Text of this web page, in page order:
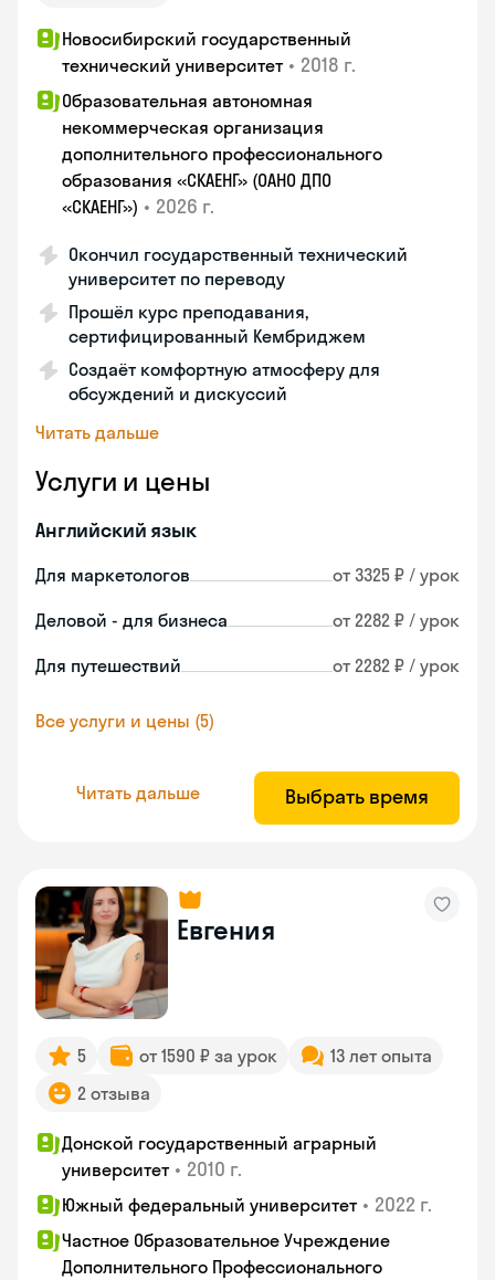
Новосибирский государственный
технический университет • 2018 г.
Образовательная автономная
некоммерческая организация
дополнительного профессионального
образования «СКАЕНГ» (ОАНО ДПО
«СКАЕНГ») • 2026 г.
Окончил государственный технический
университет по переводу
Прошёл курс преподавания,
сертифицированный Кембриджем
Создаёт комфортную атмосферу для
обсуждений и дискуссий
Читать дальше
Услуги и цены
Английский язык
Для маркетологов от 3325 ₽ / урок
Деловой - для бизнеса от 2282 ₽ / урок
Для путешествий от 2282 ₽ / урок
Все услуги и цены (5)
Читать дальше Выбрать время
Евгения
5 от 1590 ₽ за урок
13 лет опыта
2 отзыва
Донской государственный аграрный
университет • 2010 г.
Южный федеральный университет • 2022 г.
Частное Образовательное Учреждение
Дополнительного Профессионального